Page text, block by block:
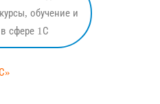
обучение и
сфере 1С